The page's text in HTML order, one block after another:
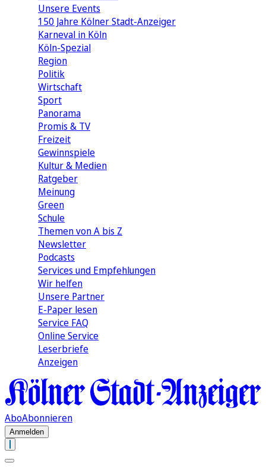
Unsere Events
150 Jahre Kölner Stadt-Anzeiger
Karneval in Köln
Köln-Spezial
Region
Politik
Wirtschaft
Sport
Panorama
Promis & TV
Freizeit
Gewinnspiele
Kultur & Medien
Ratgeber
Meinung
Green
Schule
Themen von A bis Z
Newsletter
Podcasts
Services und Empfehlungen
Wir helfen
Unsere Partner
E-Paper lesen
Service FAQ
Online Service
Leserbriefe
Anzeigen
AboAbonnieren
Anmelden